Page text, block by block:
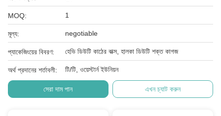
MOQ: 1
মূল্য: negotiable
প্যাকেজিংয়ের বিবরণ: হেভি ডিউটি ​​কাঠের বাক্স, হালকা ডিউটি ​​শক্ত কাগজ
অর্থ প্রদানের শর্তাবলী: টি/টি, ওয়েস্টার্ন ইউনিয়ন
সেরা দাম পান এখন চ্যাট করুন